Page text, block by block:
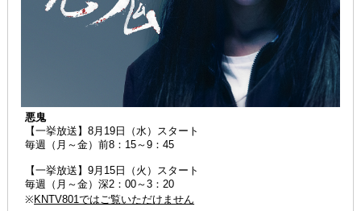
悪鬼
【一挙放送】8月19日（水）スタート
毎週（月～金）前8：15～9：45
【一挙放送】9月15日（火）スタート
毎週（月～金）深2：00～3：20
※ KNTV801ではご覧いただけません